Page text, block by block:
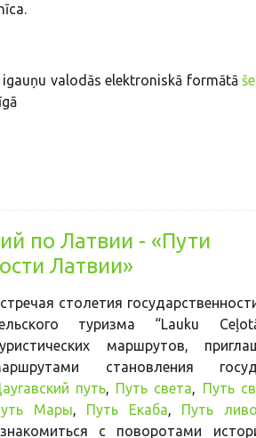
igauņu valodās elektroniskā formātā
по Латвии - «Пути
Латвии»
столетия
туризма “Lauku
маршрутов,
становления
путь, Путь света, Путь
Мары, Путь Екаба, Путь
с поворотами